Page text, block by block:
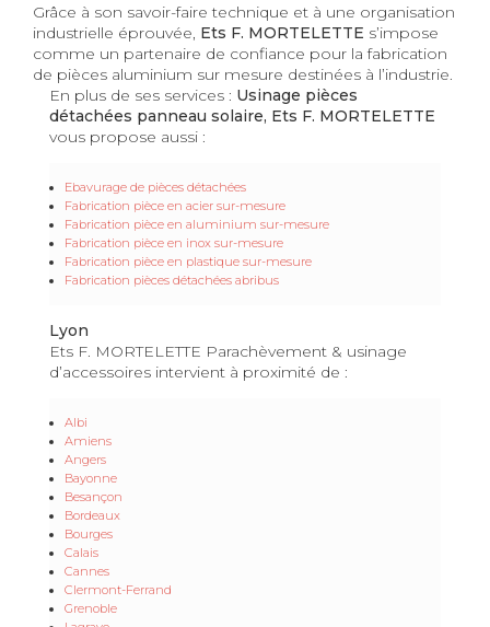
Grâce à son savoir-faire technique et à une organisation
industrielle éprouvée, Ets F. MORTELETTE s’impose
comme un partenaire de confiance pour la fabrication
de pièces aluminium sur mesure destinées à l’industrie.
En plus de ses services : Usinage pièces
détachées panneau solaire, Ets F. MORTELETTE
vous propose aussi :
Ebavurage de pièces détachées
Fabrication pièce en acier sur-mesure
Fabrication pièce en aluminium sur-mesure
Fabrication pièce en inox sur-mesure
Fabrication pièce en plastique sur-mesure
Fabrication pièces détachées abribus
Lyon
Ets F. MORTELETTE Parachèvement & usinage
d’accessoires intervient à proximité de :
Albi
Amiens
Angers
Bayonne
Besançon
Bordeaux
Bourges
Calais
Cannes
Clermont-Ferrand
Grenoble